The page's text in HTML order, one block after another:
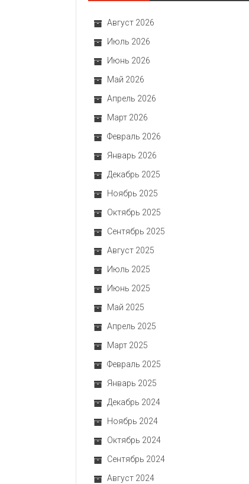
Август 2026
Июль 2026
Июнь 2026
Май 2026
Апрель 2026
Март 2026
Февраль 2026
Январь 2026
Декабрь 2025
Ноябрь 2025
Октябрь 2025
Сентябрь 2025
Август 2025
Июль 2025
Июнь 2025
Май 2025
Апрель 2025
Март 2025
Февраль 2025
Январь 2025
Декабрь 2024
Ноябрь 2024
Октябрь 2024
Сентябрь 2024
Август 2024